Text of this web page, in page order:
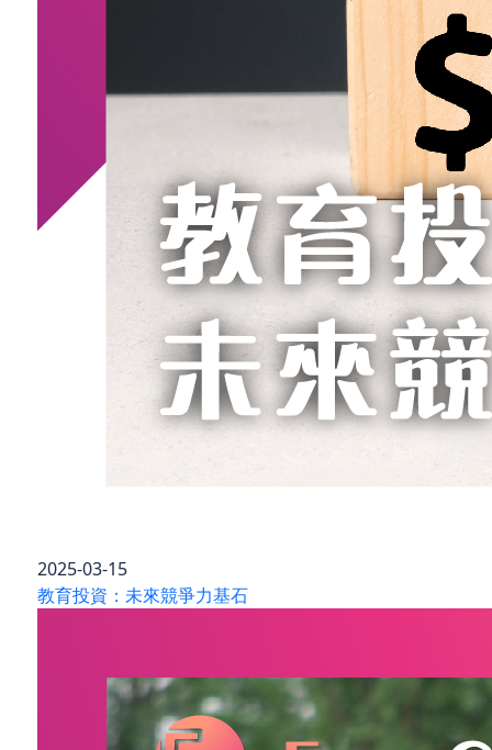
2025-03-15
教育投資：未來競爭力基石